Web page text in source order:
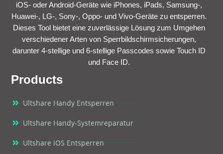
iOS- oder Android-Geräte wie iPhones, iPads, Samsung-,
Huawei-, LG-, Sony-, Oppo- und Vivo-Geräte zu entsperren.
Dieses Tool bietet eine zuverlässige Lösung zum Umgehen
verschiedener Arten von Sperrbildschirmsicherungen,
darunter 4-stellige und 6-stellige Passcodes sowie Touch ID
und Face ID.
Products
Ultshare Handy Entsperren
Ultshare Handy-Systemreparatur
Ultshare iOS Entsperren